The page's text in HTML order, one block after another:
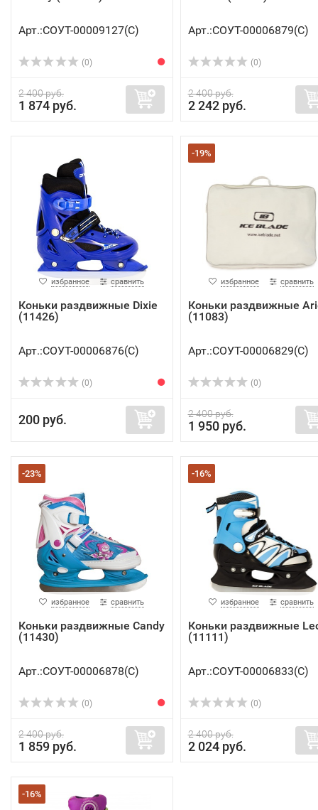
Арт.:СОУТ-00009127(C)
(0)
2 400 руб.
1 874 руб.
Арт.:СОУТ-00006879(C)
(0)
2 400 руб.
2 242 руб.
избранное сравнить
Коньки раздвижные Dixie
(11426)
Арт.:СОУТ-00006876(C)
(0)
200 руб.
-19%
избранное сравнить
Коньки раздвижные
(11083)
Арт.:СОУТ-00006829(C)
(0)
2 400 руб.
1 950 руб.
-23%
избранное сравнить
Коньки раздвижные Candy
(11430)
Арт.:СОУТ-00006878(C)
(0)
2 400 руб.
1 859 руб.
-16%
избранное сравнить
Коньки раздвижные
(11111)
Арт.:СОУТ-00006833(C)
(0)
2 400 руб.
2 024 руб.
-16%